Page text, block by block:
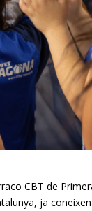
CBT de
ja